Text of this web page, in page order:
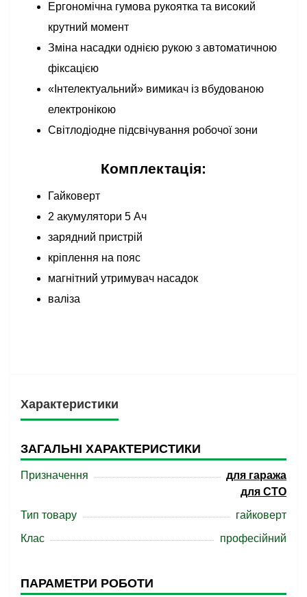
Ергономічна гумова рукоятка та високий
крутний момент
Зміна насадки однією рукою з автоматичною
фіксацією
«Інтелектуальний» вимикач із вбудованою
електронікою
Світлодіодне підсвічування робочої зони
Комплектація:
Гайковерт
2 акумулятори 5 Ач
зарядний пристрій
кріплення на пояс
магнітний утримувач насадок
валіза
Характеристики
ЗАГАЛЬНІ ХАРАКТЕРИСТИКИ
Призначення
для гаража
для СТО
Тип товару
гайковерт
Клас
професійний
ПАРАМЕТРИ РОБОТИ